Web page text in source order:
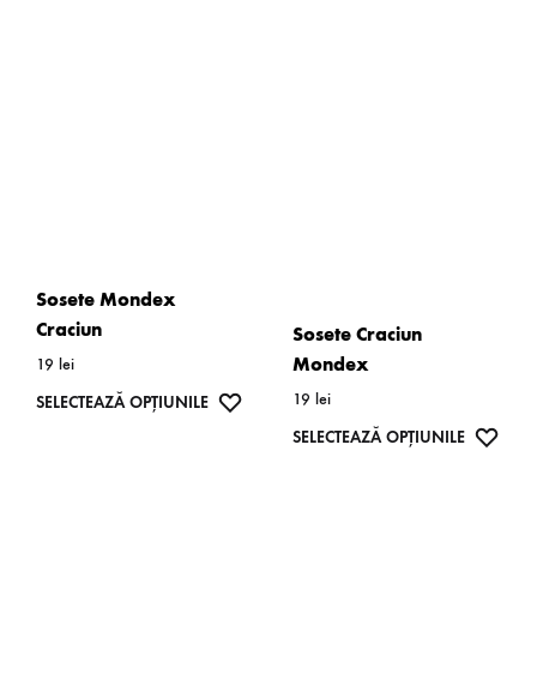
Sosete Mondex
Craciun
19 lei
SELECTEAZĂ OPȚIUNILE
Sosete Craciun
Mondex
19 lei
SELECTEAZĂ OPȚIUNILE